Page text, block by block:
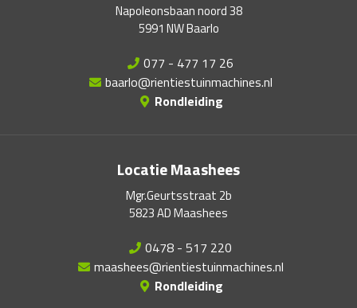
Napoleonsbaan noord 38
5991 NW Baarlo
077 - 477 17 26
baarlo@rientiestuinmachines.nl
Rondleiding
Locatie Maashees
Mgr.Geurtsstraat 2b
5823 AD Maashees
0478 - 517 220
maashees@rientiestuinmachines.nl
Rondleiding